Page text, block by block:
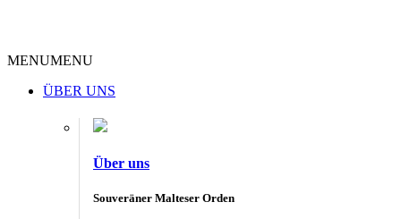
MENUMENU
ÜBER UNS
Über uns
Souveräner Malteser Orden